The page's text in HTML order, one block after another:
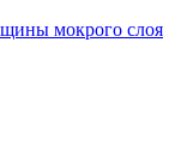
мокрого слоя